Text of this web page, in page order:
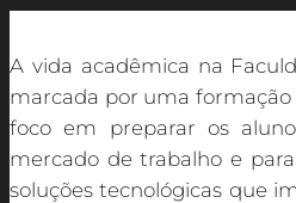
A vida acadêmica na
marcada por uma formação
foco em preparar os
mercado de trabalho e
soluções tecnológicas que